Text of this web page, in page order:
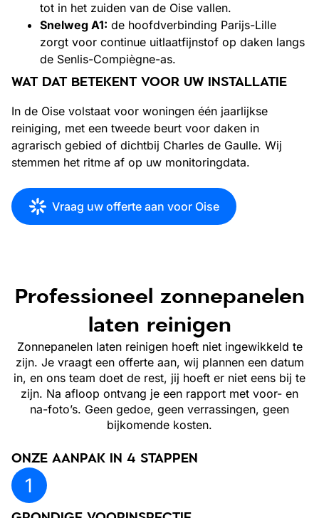
tot in het zuiden van de Oise vallen.
Snelweg A1: de hoofdverbinding Parijs-Lille
zorgt voor continue uitlaatfijnstof op daken langs
de Senlis-Compiègne-as.
WAT DAT BETEKENT VOOR UW INSTALLATIE
In de Oise volstaat voor woningen één jaarlijkse
reiniging, met een tweede beurt voor daken in
agrarisch gebied of dichtbij Charles de Gaulle. Wij
stemmen het ritme af op uw monitoringdata.
Vraag uw offerte aan voor Oise
Professioneel zonnepanelen
laten reinigen
Zonnepanelen laten reinigen hoeft niet ingewikkeld te
zijn. Je vraagt een offerte aan, wij plannen een datum
in, en ons team doet de rest, jij hoeft er niet eens bij te
zijn. Na afloop ontvang je een rapport met voor- en
na-foto’s. Geen gedoe, geen verrassingen, geen
bijkomende kosten.
ONZE AANPAK IN 4 STAPPEN